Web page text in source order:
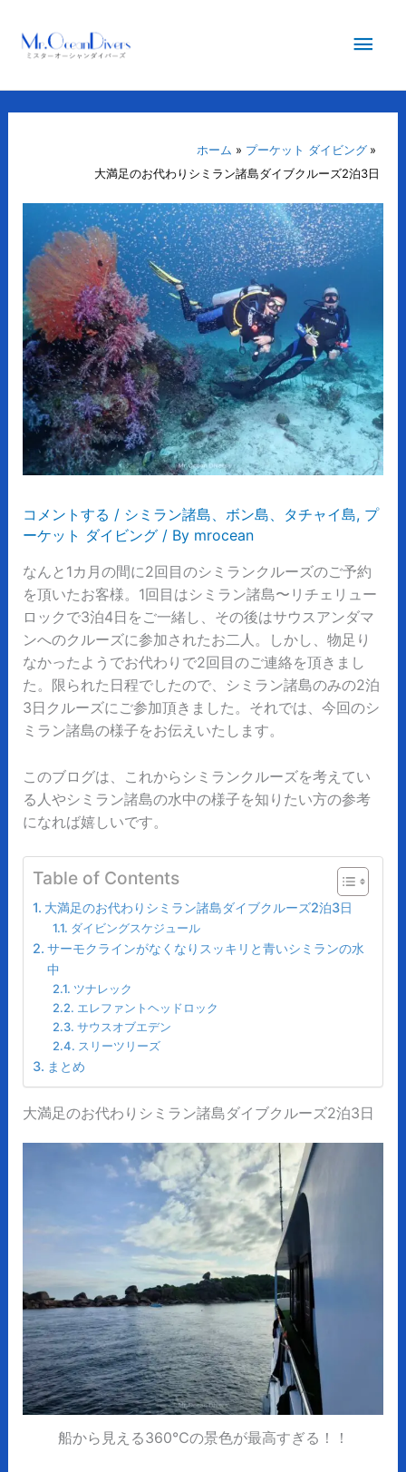
メ
メ
ニ
ュ
ホーム
プーケット ダイビング
大満足のお代わりシミラン諸島ダイブクルーズ2泊3日
コメントする / シミラン諸島、ボン島、タチャイ島, プ
ーケット ダイビング/ By mrocean
なんと1カ月の間に2回目のシミランクルーズのご予約
を頂いたお客様。1回目はシミラン諸島〜リチェリュー
ロックで3泊4日をご一緒し、その後はサウスアンダマ
ンへのクルーズに参加されたお二人。しかし、物足り
なかったようでお代わりで2回目のご連絡を頂きまし
た。限られた日程でしたので、シミラン諸島のみの2泊
3日クルーズにご参加頂きました。それでは、今回のシ
ミラン諸島の様子をお伝えいたします。
このブログは、これからシミランクルーズを考えてい
る人やシミラン諸島の水中の様子を知りたい方の参考
になれば嬉しいです。
Table of Contents
大満足のお代わりシミラン諸島ダイブクルーズ2泊3日
ダイビングスケジュール
サーモクラインがなくなりスッキリと青いシミランの水
中
ツナレック
エレファントヘッドロック
サウスオブエデン
スリーツリーズ
まとめ
大満足のお代わりシミラン諸島ダイブクルーズ2泊3日
船から見える360℃の景色が最高すぎる！！